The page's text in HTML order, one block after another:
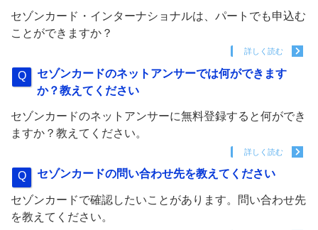
セゾンカード・インターナショナルは、パートでも申込む
ことができますか？
詳しく読む
セゾンカードのネットアンサーでは何ができます
か？教えてください
セゾンカードのネットアンサーに無料登録すると何ができ
ますか？教えてください。
詳しく読む
セゾンカードの問い合わせ先を教えてください
セゾンカードで確認したいことがあります。問い合わせ先
を教えてください。